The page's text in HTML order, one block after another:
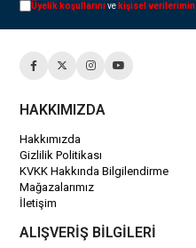
Üyelik koşullarınıve kişisel verilerimin
HAKKIMIZDA
Hakkımızda
Gizlilik Politikası
KVKK Hakkında Bilgilendirme
Mağazalarımız
İletişim
ALIŞVERİŞ BİLGİLERİ